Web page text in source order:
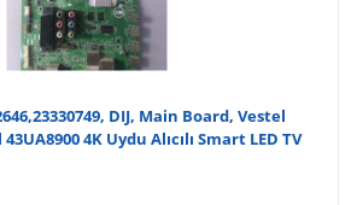
DIJ, Main Board, Vestel
4K Uydu Alıcılı Smart LED TV